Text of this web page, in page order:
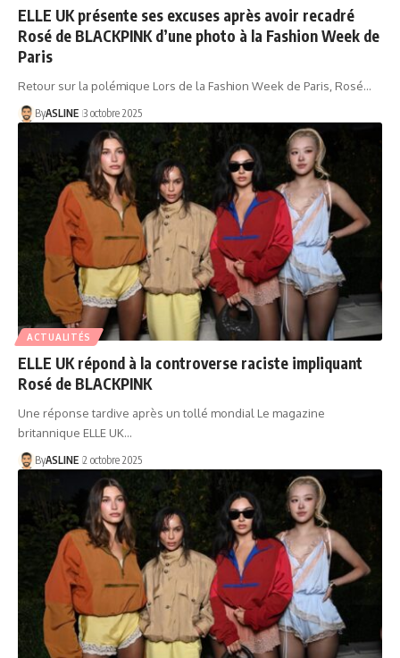
ELLE UK présente ses excuses après avoir recadré
Rosé de BLACKPINK d’une photo à la Fashion Week de
Paris
Retour sur la polémique Lors de la Fashion Week de Paris, Rosé…
ByASLINE 3 octobre 2025
ACTUALITÉS
ELLE UK répond à la controverse raciste impliquant
Rosé de BLACKPINK
Une réponse tardive après un tollé mondial Le magazine
britannique ELLE UK…
ByASLINE 2 octobre 2025